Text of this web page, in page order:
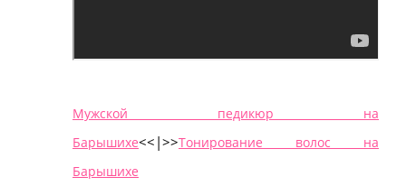
Мужской педикюр на
Барышихе<<|>>Тонирование волос на
Барышихе